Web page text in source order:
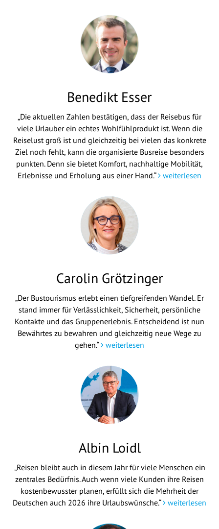
Benedikt Esser
„Die aktuellen Zahlen bestätigen, dass der Reisebus für
viele Urlauber ein echtes Wohlfühlprodukt ist. Wenn die
Reiselust groß ist und gleichzeitig bei vielen das konkrete
Ziel noch fehlt, kann die organisierte Busreise besonders
punkten. Denn sie bietet Komfort, nachhaltige Mobilität,
Erlebnisse und Erholung aus einer Hand.“
weiterlesen
Carolin Grötzinger
„Der Bustourismus erlebt einen tiefgreifenden Wandel. Er
stand immer für Verlässlichkeit, Sicherheit, persönliche
Kontakte und das Gruppenerlebnis. Entscheidend ist nun
Bewährtes zu bewahren und gleichzeitig neue Wege zu
gehen.“
weiterlesen
Albin Loidl
„Reisen bleibt auch in diesem Jahr für viele Menschen ein
zentrales Bedürfnis. Auch wenn viele Kunden ihre Reisen
kostenbewusster planen, erfüllt sich die Mehrheit der
Deutschen auch 2026 ihre Urlaubswünsche.“
weiterlesen